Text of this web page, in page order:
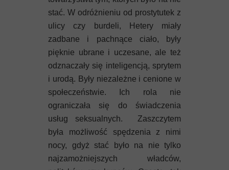
stać. W odróżnieniu od prostytutek z
ulicy czy burdeli, Hetery miały
zadbane i pachnące ciało, były
pięknie ubrane i uczesane, ale też
odznaczały się inteligencją, sprytem
i urodą. Były niezależne i cenione w
społeczeństwie. Ich rola nie
ograniczała się do świadczenia
usług seksualnych. Zaszczytem
była możliwość spędzenia z nimi
nocy, gdyż stać było na nie tylko
najzamożniejszych władców,